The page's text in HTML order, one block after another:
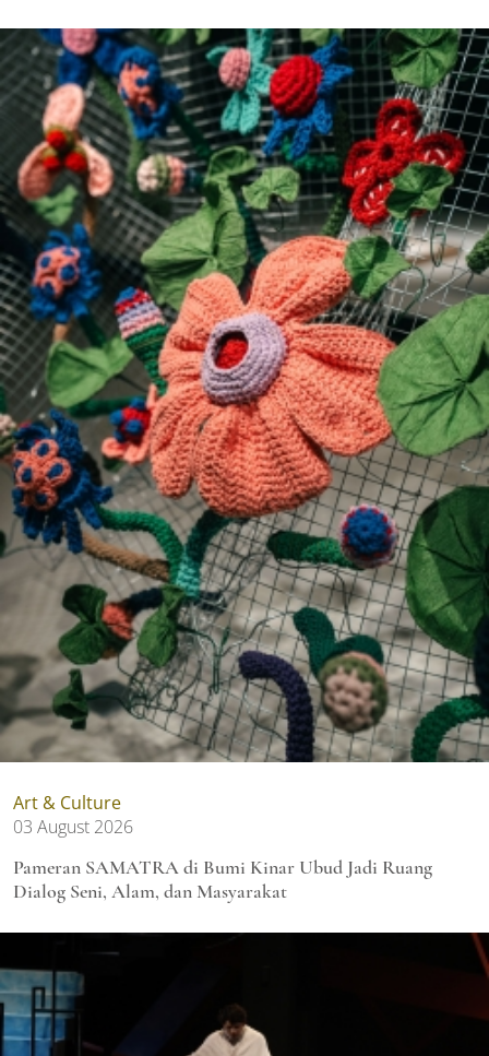
Art & Culture
03 August 2026
Pameran SAMATRA di Bumi Kinar Ubud Jadi Ruang
Dialog Seni, Alam, dan Masyarakat